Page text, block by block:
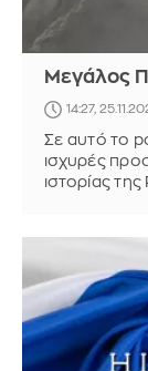
Μεγάλος
14:27,
Σε αυτό το
ισχυρές
ιστορίας της